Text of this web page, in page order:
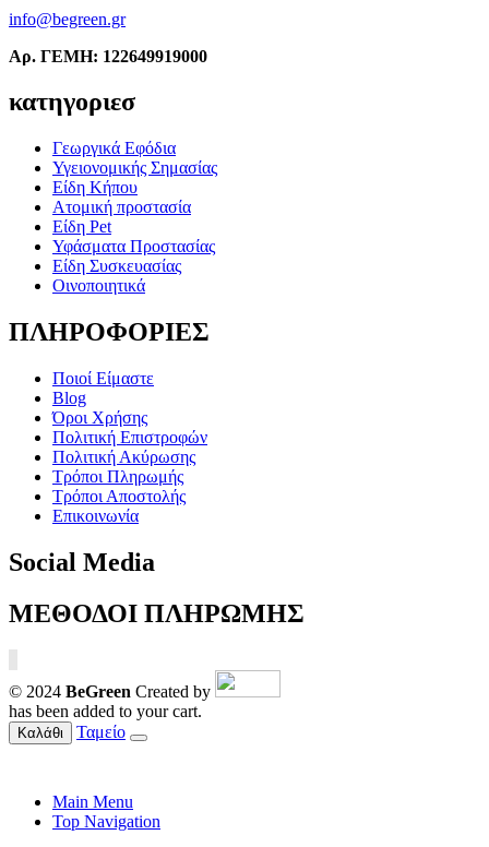
info@begreen.gr
Αρ. ΓΕΜΗ: 122649919000
κατηγοριεσ
Γεωργικά Εφόδια
Υγειονομικής Σημασίας
Είδη Κήπου
Ατομική προστασία
Είδη Pet
Υφάσματα Προστασίας
Είδη Συσκευασίας
Οινοποιητικά
ΠΛΗΡΟΦΟΡΙΕΣ
Ποιοί Είμαστε
Blog
Όροι Χρήσης
Πολιτική Επιστροφών
Πολιτική Ακύρωσης
Τρόποι Πληρωμής
Τρόποι Αποστολής
Επικοινωνία
Social Media
ΜΕΘΟΔΟΙ ΠΛΗΡΩΜΗΣ
© 2024 BeGreen Created by
has been added to your cart.
Καλάθι Ταμείο
Main Menu
Top Navigation